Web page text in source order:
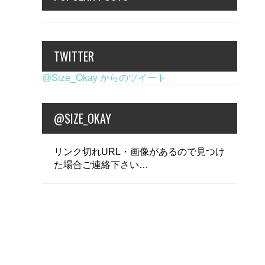
TWITTER
@Size_Okay からのツイート
@SIZE_OKAY
リンク切れURL・画像があるので見つけ
た場合ご連絡下さい…